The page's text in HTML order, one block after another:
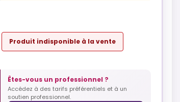
Produit indisponible à la vente
Êtes-vous un professionnel ?
Accédez à des tarifs préférentiels et à un
soutien professionnel.